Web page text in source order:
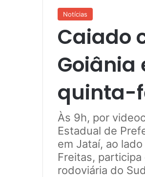
Notícias
Caiado
Goiânia
quinta-
Às 9h, por
Estadual de
em Jataí, ao
Freitas,
rodoviária do